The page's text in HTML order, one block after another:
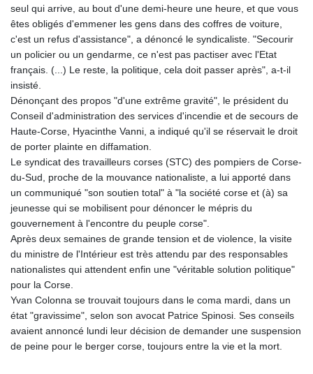
seul qui arrive, au bout d'une demi-heure une heure, et que vous
êtes obligés d'emmener les gens dans des coffres de voiture,
c'est un refus d'assistance", a dénoncé le syndicaliste. "Secourir
un policier ou un gendarme, ce n'est pas pactiser avec l'Etat
français. (...) Le reste, la politique, cela doit passer après", a-t-il
insisté.
Dénonçant des propos "d'une extrême gravité", le président du
Conseil d'administration des services d'incendie et de secours de
Haute-Corse, Hyacinthe Vanni, a indiqué qu'il se réservait le droit
de porter plainte en diffamation.
Le syndicat des travailleurs corses (STC) des pompiers de Corse-
du-Sud, proche de la mouvance nationaliste, a lui apporté dans
un communiqué "son soutien total" à "la société corse et (à) sa
jeunesse qui se mobilisent pour dénoncer le mépris du
gouvernement à l'encontre du peuple corse".
Après deux semaines de grande tension et de violence, la visite
du ministre de l'Intérieur est très attendu par des responsables
nationalistes qui attendent enfin une "véritable solution politique"
pour la Corse.
Yvan Colonna se trouvait toujours dans le coma mardi, dans un
état "gravissime", selon son avocat Patrice Spinosi. Ses conseils
avaient annoncé lundi leur décision de demander une suspension
de peine pour le berger corse, toujours entre la vie et la mort.